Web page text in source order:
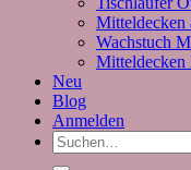
Mitteldecken
Wachstuch
Mitteldecken
Neu
Blog
Anmelden
Suchen
nach: